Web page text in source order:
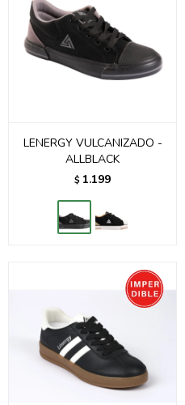
LENERGY VULCANIZADO -
ALLBLACK
$ 1.199